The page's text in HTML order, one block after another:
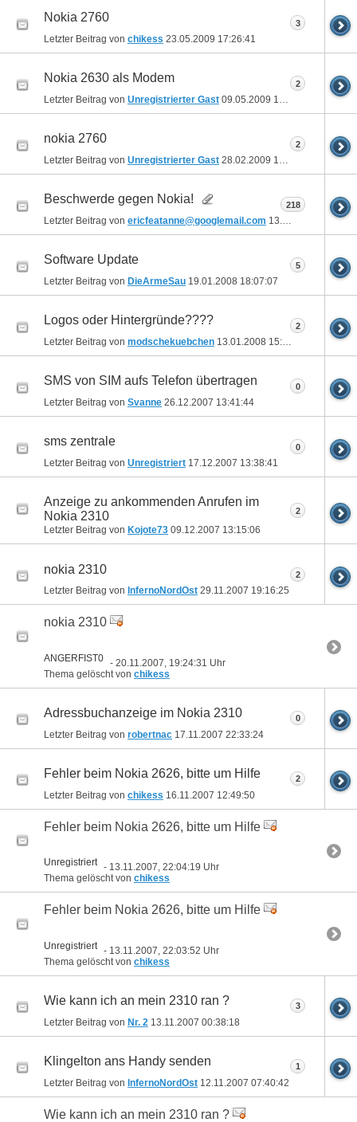
Nokia 2760
Letzter Beitrag von chikess 23.05.2009 17:26:41
3
Nokia 2630 als Modem
Letzter Beitrag von Unregistrierter Gast 09.05.2009 18:54:20
2
nokia 2760
Letzter Beitrag von Unregistrierter Gast 28.02.2009 16:56:16
2
Beschwerde gegen Nokia!
Letzter Beitrag von ericfeatanne@googlemail.com 13.12.2008
218
Software Update
Letzter Beitrag von DieArmeSau 19.01.2008 18:07:07
5
Logos oder Hintergründe????
Letzter Beitrag von modschekuebchen 13.01.2008 15:50:29
2
SMS von SIM aufs Telefon übertragen
Letzter Beitrag von Svanne 26.12.2007 13:41:44
0
sms zentrale
Letzter Beitrag von Unregistriert 17.12.2007 13:38:41
0
Anzeige zu ankommenden Anrufen im
Nokia 2310
Letzter Beitrag von Kojote73 09.12.2007 13:15:06
2
nokia 2310
Letzter Beitrag von InfernoNordOst 29.11.2007 19:16:25
2
nokia 2310
ANGERFIST0 - 20.11.2007, 19:24:31 Uhr
Thema gelöscht von chikess
Adressbuchanzeige im Nokia 2310
Letzter Beitrag von robertnac 17.11.2007 22:33:24
0
Fehler beim Nokia 2626, bitte um Hilfe
Letzter Beitrag von chikess 16.11.2007 12:49:50
2
Fehler beim Nokia 2626, bitte um Hilfe
Unregistriert - 13.11.2007, 22:04:19 Uhr
Thema gelöscht von chikess
Fehler beim Nokia 2626, bitte um Hilfe
Unregistriert - 13.11.2007, 22:03:52 Uhr
Thema gelöscht von chikess
Wie kann ich an mein 2310 ran ?
Letzter Beitrag von Nr. 2 13.11.2007 00:38:18
3
Klingelton ans Handy senden
Letzter Beitrag von InfernoNordOst 12.11.2007 07:40:42
1
Wie kann ich an mein 2310 ran ?